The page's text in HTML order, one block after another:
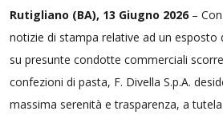
Rutigliano (BA), 13 Giugno 2026 –
notizie di stampa relative ad un esposto
su presunte condotte commerciali
confezioni di pasta, F. Divella S.p.A.
massima serenità e trasparenza, a